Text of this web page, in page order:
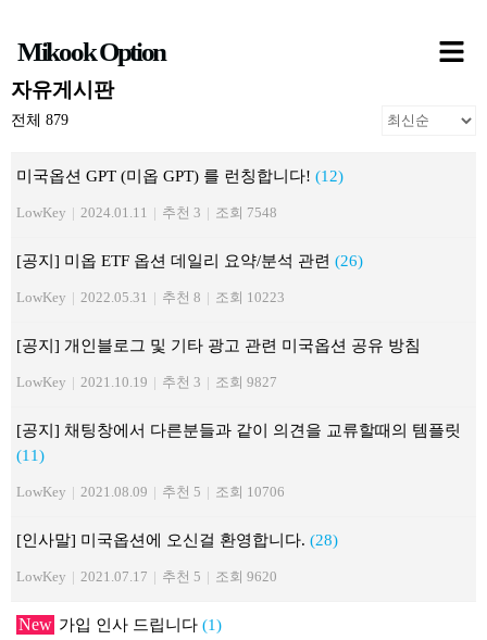
츠
로
Mikook Option
자유게시판
전체 879
미국옵션 GPT (미옵 GPT) 를 런칭합니다! (12)
LowKey | 2024.01.11 | 추천 3 | 조회 7548
[공지] 미옵 ETF 옵션 데일리 요약/분석 관련 (26)
LowKey | 2022.05.31 | 추천 8 | 조회 10223
[공지] 개인블로그 및 기타 광고 관련 미국옵션 공유 방침
LowKey | 2021.10.19 | 추천 3 | 조회 9827
[공지] 채팅창에서 다른분들과 같이 의견을 교류할때의 템플릿
(11)
LowKey | 2021.08.09 | 추천 5 | 조회 10706
[인사말] 미국옵션에 오신걸 환영합니다. (28)
LowKey | 2021.07.17 | 추천 5 | 조회 9620
New 가입 인사 드립니다 (1)